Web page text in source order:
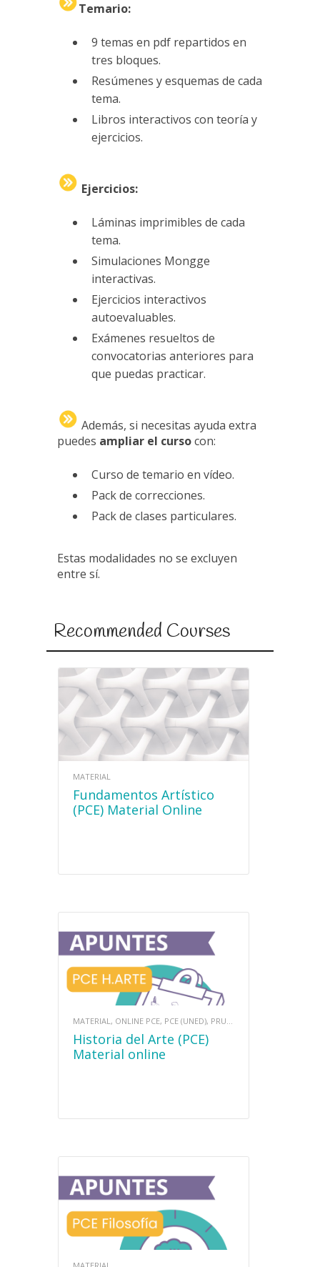
Temario:
9 temas en pdf repartidos en
tres bloques.
Resúmenes y esquemas de cada
tema.
Libros interactivos con teoría y
ejercicios.
Ejercicios:
Láminas imprimibles de cada
tema.
Simulaciones Mongge
interactivas.
Ejercicios interactivos
autoevaluables.
Exámenes resueltos de
convocatorias anteriores para
que puedas practicar.
Además, si necesitas ayuda extra
puedes ampliar el cursocon:
Curso de temario en vídeo.
Pack de correcciones.
Pack de clases particulares.
Estas modalidades no se excluyen
entre sí.
Recommended Courses
MATERIAL
Fundamentos Artístico
(PCE) Material Online
MATERIAL, ONLINE PCE, PCE (UNED), PRUEBAS DE ACCESO
Historia del Arte (PCE)
Material online